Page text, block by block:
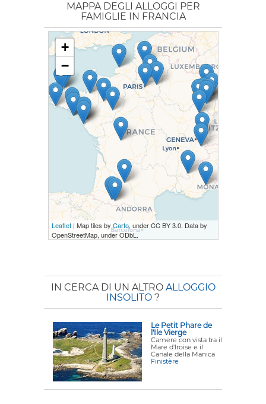
MAPPA DEGLI ALLOGGI PER
FAMIGLIE IN FRANCIA
+
−
Leaflet| Map tiles by Carto, under CC BY 3.0. Data by
OpenStreetMap, under ODbL.
IN CERCA DI UN ALTRO ALLOGGIO
INSOLITO ?
Le Petit Phare de
l'Ile Vierge
Camere con vista tra il
Mare d'Iroise e il
Canale della Manica
Finistère